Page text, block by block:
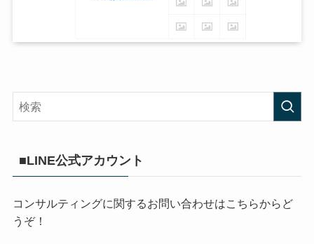
■LINE公式アカウント
コンサルティングに関するお問い合わせはこちらからど
うぞ！